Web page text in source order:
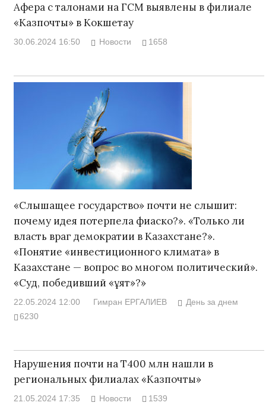
Афера с талонами на ГСМ выявлены в филиале
«Казпочты» в Кокшетау
30.06.2024 16:50 Новости 1658
«Слышащее государство» почти не слышит:
почему идея потерпела фиаско?». «Только ли
власть враг демократии в Казахстане?».
«Понятие «инвестиционного климата» в
Казахстане — вопрос во многом политический».
«Суд, победивший «ұят»?»
22.05.2024 12:00 Гимран ЕРГАЛИЕВ
День за днем
6230
Нарушения почти на Т400 млн нашли в
региональных филиалах «Казпочты»
21.05.2024 17:35 Новости 1539